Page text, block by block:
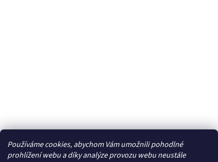
Používáme cookies, abychom Vám umožnili pohodlné
prohlížení webu a díky analýze provozu webu neustále
Sledovat na Instagramu